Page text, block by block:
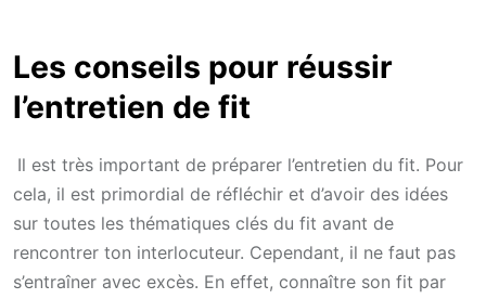
Les conseils pour réussir
l’entretien de fit
Il est très important de préparer l’entretien du fit. Pour
cela, il est primordial de réfléchir et d’avoir des idées
sur toutes les thématiques clés du fit avant de
rencontrer ton interlocuteur. Cependant, il ne faut pas
s’entraîner avec excès. En effet, connaître son fit par